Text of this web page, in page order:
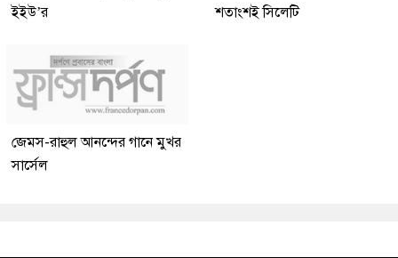
ইইউ’র
শতাংশই সিলেটি
জেমস-রাহুল আনন্দের গানে মুখর
সার্সেল